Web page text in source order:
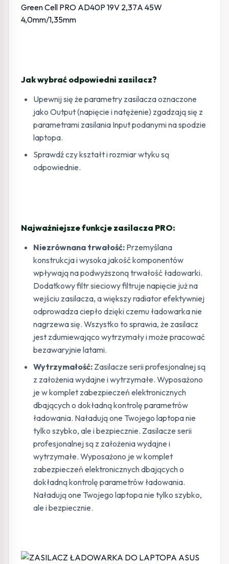
Jak wybrać odpowiedni zasilacz?
Upewnij się że parametry zasilacza oznaczone
jako Output (napięcie i natężenie) zgadzają się z
parametrami zasilania Input podanymi na spodzie
laptopa.
Sprawdź czy kształt i rozmiar wtyku są
odpowiednie.
Najważniejsze funkcje zasilacza PRO:
Niezrównana trwałość: Przemyślana
konstrukcja i wysoka jakość komponentów
wpływają na podwyższoną trwałość ładowarki.
Dodatkowy filtr sieciowy filtruje napięcie już na
wejściu zasilacza, a większy radiator efektywniej
odprowadza ciepło dzięki czemu ładowarka nie
nagrzewa się. Wszystko to sprawia, że zasilacz
jest zdumiewająco wytrzymały i może pracować
bezawaryjnie latami.
Wytrzymałość: Zasilacze serii profesjonalnej są
z założenia wydajne i wytrzymałe. Wyposażono
je w komplet zabezpieczeń elektronicznych
dbających o dokładną kontrolę parametrów
ładowania. Naładują one Twojego laptopa nie
tylko szybko, ale i bezpiecznie. Zasilacze serii
profesjonalnej są z założenia wydajne i
wytrzymałe. Wyposażono je w komplet
zabezpieczeń elektronicznych dbających o
dokładną kontrolę parametrów ładowania.
Naładują one Twojego laptopa nie tylko szybko,
ale i bezpiecznie.